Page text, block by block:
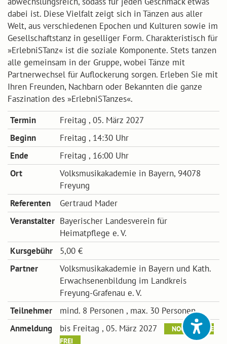
dabei ist. Diese Vielfalt zeigt sich in Tänzen aus aller
Welt, aus verschiedenen Epochen und Kulturen sowie im
Gesellschaftstanz in geselliger Form. Charakteristisch für
»ErlebniSTanz« ist die soziale Komponente. Stets tanzen
alle gemeinsam in der Gruppe, wobei Tänze mit
Partnerwechsel für Auflockerung sorgen. Erleben Sie mit
Ihren Freunden, Nachbarn oder Bekannten die ganze
Faszination des »ErlebniSTanzes«.
Termin
Freitag , 05. März 2027
Beginn
Freitag , 14:30 Uhr
Ende
Freitag , 16:00 Uhr
Ort
Volksmusikakademie in Bayern, 94078
Freyung
Referenten
Gertraud Mader
Veranstalter Bayerischer Landesverein für
Heimatpflege e. V.
Kursgebühr
5,00 €
Partner
Volksmusikakademie in Bayern und Kath.
Erwachsenenbildung im Landkreis
Freyung-Grafenau e. V.
Teilnehmer
mind. 8 Personen , max. 30 Personen
Anmeldung
bis Freitag , 05. März 2027
NOCH PLÄTZE
FREI